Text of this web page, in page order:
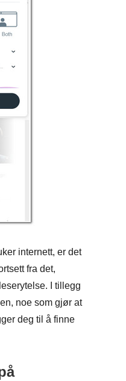
internett, er det
fra det,
I tillegg
noe som gjør at
deg til å finne